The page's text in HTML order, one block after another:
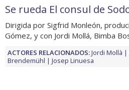
Se rueda El consul de
Dirigida por Sigfrid Monleón,
Gómez, y con Jordi Mollá, Bimba
ACTORES RELACIONADOS:Jordi Mollà
Brendemühl
Josep Linuesa